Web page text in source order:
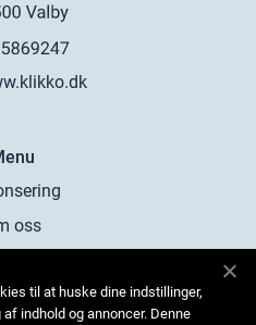
oss
oss
til at huske dine indstillinger,
indhold og annoncer. Denne